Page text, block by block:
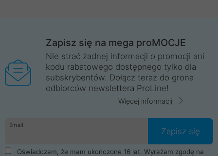
Zapisz się na mega proMOCJE
Nie strać żadnej informacji o promocji ani
kodu rabatowego dostępnego tylko dla
subskrybentów. Dołącz teraz do grona
odbiorców newslettera ProLine!
Więcej informacji
Email
Zapisz się
Oświadczam, że mam ukończone 16 lat. Wyrażam zgodę na